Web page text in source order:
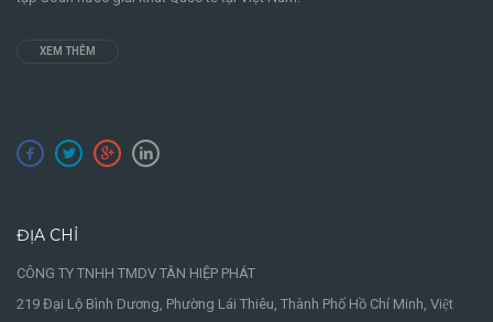
XEM THÊM
ĐỊA CHỈ
CÔNG TY TNHH TMDV TÂN HIỆP PHÁT
219 Đại Lộ Bình Dương, Phường Lái Thiêu, Thành Phố Hồ Chí Minh, Việt